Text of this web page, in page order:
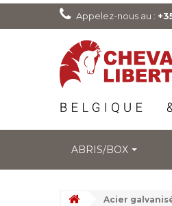
Appelez-nous au :
ABRIS/BOX
Acier